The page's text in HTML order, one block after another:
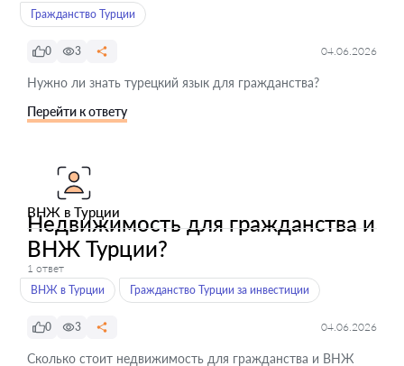
Гражданство Турции
0 3 04.06.2026
Нужно ли знать турецкий язык для гражданства?
Перейти к ответу
ВНЖ в Турции
Недвижимость для гражданства и
ВНЖ Турции?
1 ответ
ВНЖ в Турции
Гражданство Турции за инвестиции
0 3 04.06.2026
Сколько стоит недвижимость для гражданства и ВНЖ